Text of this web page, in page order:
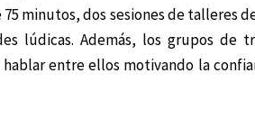
minutos, dos sesiones de talleres
lúdicas. Además, los grupos de
entre ellos motivando la